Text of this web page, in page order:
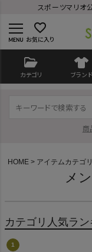
スポーツマリ
favorite_border
お気に入り
カテゴリ ブランド
商
HOME アイテムカテゴ
メ
カテゴリ人気ラ